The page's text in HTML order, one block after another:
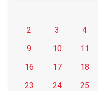
2
3 4
9
10 11
16
17 18
23
24 25